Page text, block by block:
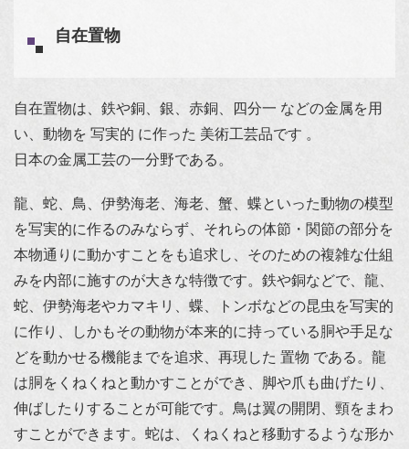
自在置物
自在置物は、鉄や銅、銀、赤銅、四分一 などの金属を用
い、動物を 写実的 に作った 美術工芸品です 。
日本の金属工芸の一分野である。
龍、蛇、鳥、伊勢海老、海老、蟹、蝶といった動物の模型
を写実的に作るのみならず、それらの体節・関節の部分を
本物通りに動かすことをも追求し、そのための複雑な仕組
みを内部に施すのが大きな特徴です。鉄や銅などで、龍、
蛇、伊勢海老やカマキリ、蝶、トンボなどの昆虫を写実的
に作り、しかもその動物が本来的に持っている胴や手足な
どを動かせる機能までを追求、再現した 置物 である。龍
は胴をくねくねと動かすことができ、脚や爪も曲げたり、
伸ばしたりすることが可能です。鳥は翼の開閉、頸をまわ
すことができます。蛇は、くねくねと移動するような形か